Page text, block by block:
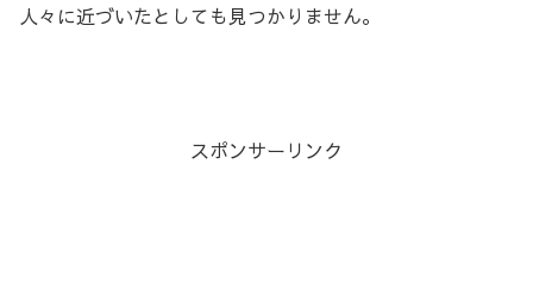
人々に近づいたとしても見つかりません。
スポンサーリンク